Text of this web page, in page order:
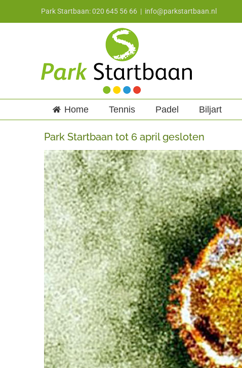
Park Startbaan: 020 645 56 66 | info@parkstartbaan.nl
Home Tennis Padel Biljart
Park Startbaan tot 6 april gesloten
Bekijk
grotere
afbeelding